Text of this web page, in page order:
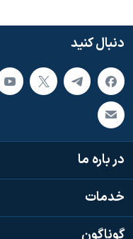
دنبال کنید
در باره ما
خدمات
گوناگون